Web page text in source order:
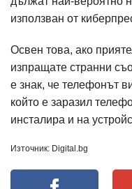
използван от
Освен това, ако
изпращате странни
е знак, че телефонът
който е заразил
инсталира и на
Източник: Digital.bg